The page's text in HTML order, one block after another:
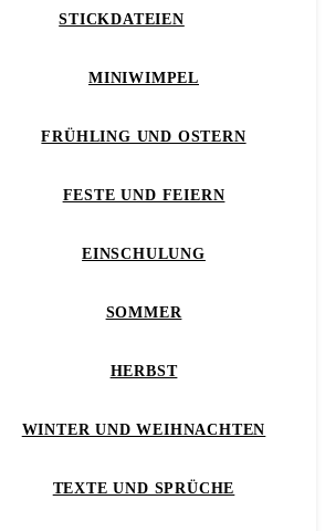
STICKDATEIEN
MINIWIMPEL
FRÜHLING UND OSTERN
FESTE UND FEIERN
EINSCHULUNG
SOMMER
HERBST
WINTER UND WEIHNACHTEN
TEXTE UND SPRÜCHE